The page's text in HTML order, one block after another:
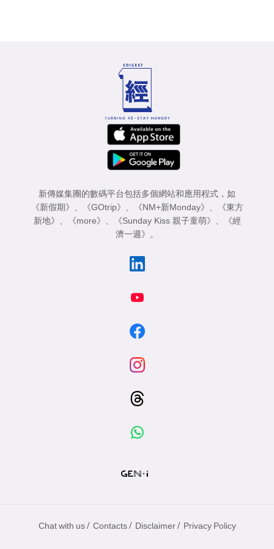
新傳媒集團的數碼平台包括多個網站和應用程式，如
《新假期》
《GOtrip》 《NM+新Monday》
《東方
新地》
《more》 《Sunday Kiss 親子童萌》
《經
濟一週》
。
Chat with us / Contacts / Disclaimer / Privacy Policy